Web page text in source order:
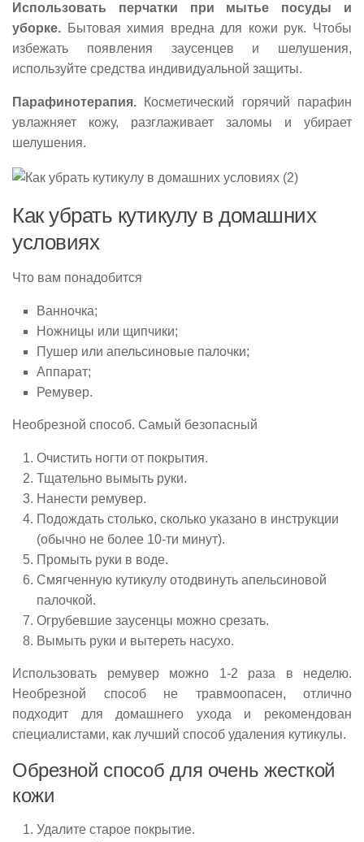
Использовать перчатки при мытье посуды и
уборке. Бытовая химия вредна для кожи рук. Чтобы
избежать появления заусенцев и шелушения,
используйте средства индивидуальной защиты.
Парафинотерапия. Косметический горячий парафин
увлажняет кожу, разглаживает заломы и убирает
шелушения.
Как убрать кутикулу в домашних
условиях
Что вам понадобится
Ванночка;
Ножницы или щипчики;
Пушер или апельсиновые палочки;
Аппарат;
Ремувер.
Необрезной способ. Самый безопасный
Очистить ногти от покрытия.
Тщательно вымыть руки.
Нанести ремувер.
Подождать столько, сколько указано в инструкции
(обычно не более 10-ти минут).
Промыть руки в воде.
Смягченную кутикулу отодвинуть апельсиновой
палочкой.
Огрубевшие заусенцы можно срезать.
Вымыть руки и вытереть насухо.
Использовать ремувер можно 1-2 раза в неделю.
Необрезной способ не травмоопасен, отлично
подходит для домашнего ухода и рекомендован
специалистами, как лучший способ удаления кутикулы.
Обрезной способ для очень жесткой
кожи
Удалите старое покрытие.